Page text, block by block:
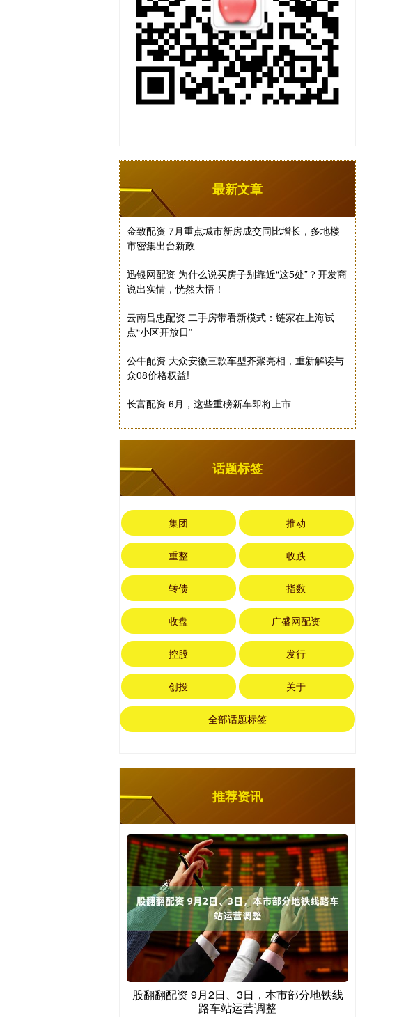
最新文章
金致配资 7月重点城市新房成交同比增长，多地楼
市密集出台新政
迅银网配资 为什么说买房子别靠近“这5处”？开发商
说出实情，恍然大悟！
云南吕忠配资 二手房带看新模式：链家在上海试
点“小区开放日”
公牛配资 大众安徽三款车型齐聚亮相，重新解读与
众08价格权益!
长富配资 6月，这些重磅新车即将上市
话题标签
集团 推动
重整 收跌
转债 指数
收盘 广盛网配资
控股 发行
创投 关于
全部话题标签
推荐资讯
股翻翻配资 9月2日、3日，本市部分地铁线
路车站运营调整